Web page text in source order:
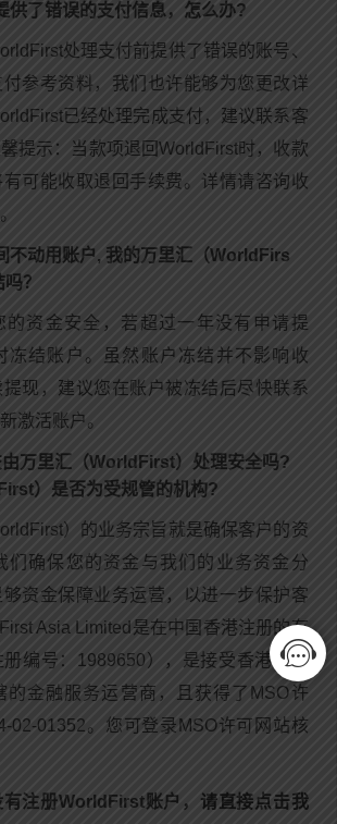
供了错误的支付信息，怎么办?
处理支付前提供了错误的账号、
参考资料，我们也许能够为您更改详
已经处理完成支付，建议联系客
提示：当款项退回WorldFirst时，收款
有可能收取退回手续费。详情请咨询收
不动用账户, 我的万里汇（WorldFirs
？
的资金安全，若超过一年没有申请提
冻结账户。虽然账户冻结并不影响收
现，建议您在账户被冻结后尽快联系
激活账户。
万里汇（WorldFirst）处理安全吗?
）是否为受规管的机构?
）的业务宗旨就是确保客户的资
们确保您的资金与我们的业务资金分
够资金保障业务运营，以进一步保护客
Asia Limited是在中国香港注册的有
册编号：1989650），是接受香港海关
的金融服务运营商，且获得了MSO许
02-01352。您可登录MSO许可网站核
注册WorldFirst账户， 请直接点击我